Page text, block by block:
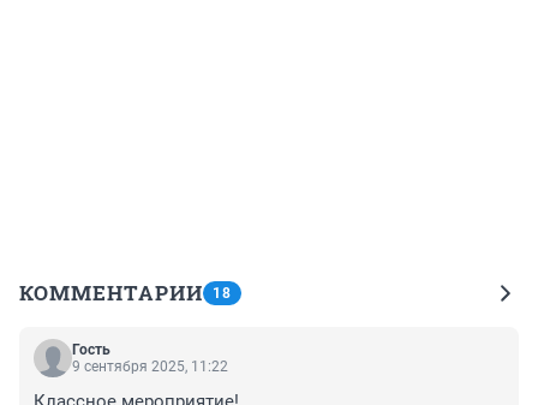
КОММЕНТАРИИ 18
Гость
9 сентября 2025, 11:22